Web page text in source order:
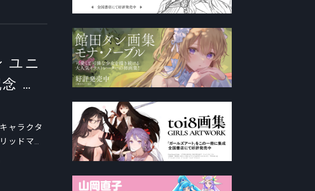
役の若山
下ろしの
ユニ
監
ラク
本
談②
ャラクタ
ッドマン